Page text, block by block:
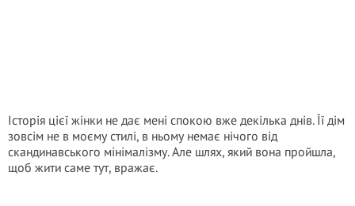
Історія цієї жінки не дає мені спокою вже декілька днів. Її дім
зовсім не в моєму стилі, в ньому немає нічого від
скандинавського мінімалізму. Але шлях, який вона пройшла,
щоб жити саме тут, вражає.